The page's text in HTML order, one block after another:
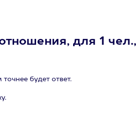
для 1 чел.,
будет ответ.